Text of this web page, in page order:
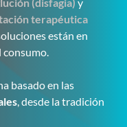
terapéutica
están en
consumo.
basado en las
, desde la tradición